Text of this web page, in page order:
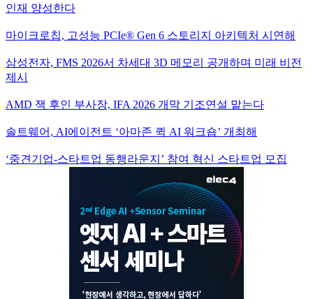
인재 양성한다
마이크로칩, 고성능 PCIe® Gen 6 스토리지 아키텍처 시연해
삼성전자, FMS 2026서 차세대 3D 메모리 공개하며 미래 비전
제시
AMD 잭 후인 부사장, IFA 2026 개막 기조연설 맡는다
솔트웨어, AI에이전트 ‘아마존 퀵 AI 워크숍’ 개최해
‘중견기업-스타트업 동행라운지’ 참여 혁신 스타트업 모집